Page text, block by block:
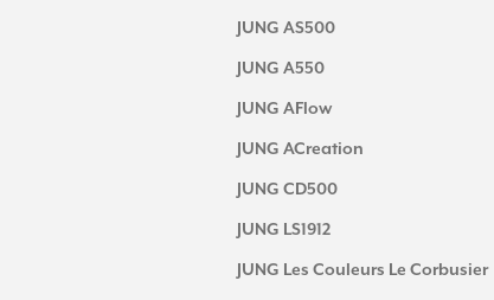
JUNG AS500
JUNG A550
JUNG AFlow
JUNG ACreation
JUNG CD500
JUNG LS1912
JUNG Les Couleurs Le Corbusier